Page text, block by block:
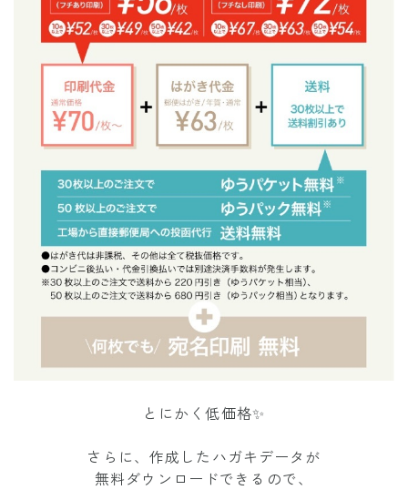
とにかく低価格✨
さらに、作成したハガキデータが
無料ダウンロードできるので、